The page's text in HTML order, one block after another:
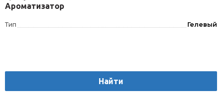
Ароматизатор
Тип Гелевый
Найти